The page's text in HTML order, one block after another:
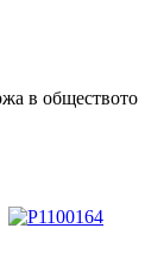
в обществото